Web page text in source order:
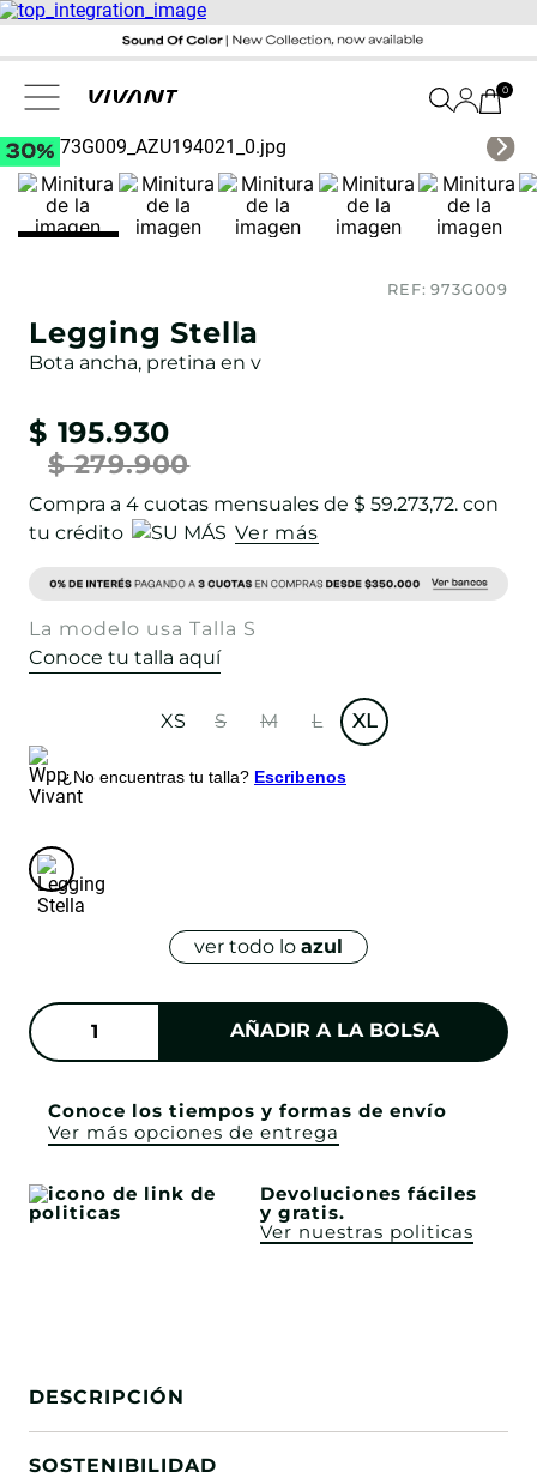
0
REF:973G009
Legging Stella
Bota ancha, pretina en v
$ 195.930
$ 279.900
Compra a 4 cuotas mensuales de $ 59.273,72. con
tu crédito
Ver más
La modelo usa Talla S
Conoce tu talla aquí
XS S M L XL
¿No encuentras tu talla? Escribenos
ver todo lo azul
AÑADIR A LA BOLSA
Conoce los tiempos y formas de envío
Ver más opciones de entrega
Devoluciones fáciles
y gratis.
Ver nuestras politicas
DESCRIPCIÓN
SOSTENIBILIDAD